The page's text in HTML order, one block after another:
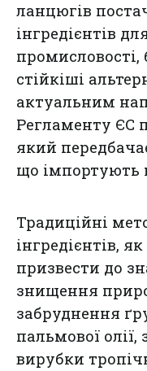
ланцюгів
інгредієнтів
стійкіші
актуальним
Регламенту ЄС
який
що імпортують
Традиційні
інгредієнтів,
призвести до
знищення
забруднення
пальмової
вирубки